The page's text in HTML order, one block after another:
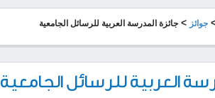
جوائز > جائزة المدرسة العربية للرسائل الجامعية
العربية للرسائل الجامعية